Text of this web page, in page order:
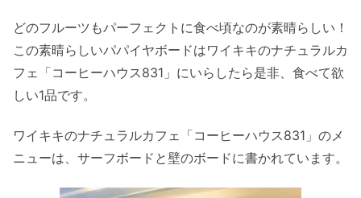
どのフルーツもパーフェクトに食べ頃なのが素晴らしい！
この素晴らしいパパイヤボードはワイキキのナチュラルカ
フェ「コーヒーハウス831」にいらしたら是非、食べて欲
しい1品です。
ワイキキのナチュラルカフェ「コーヒーハウス831」のメ
ニューは、サーフボードと壁のボードに書かれています。